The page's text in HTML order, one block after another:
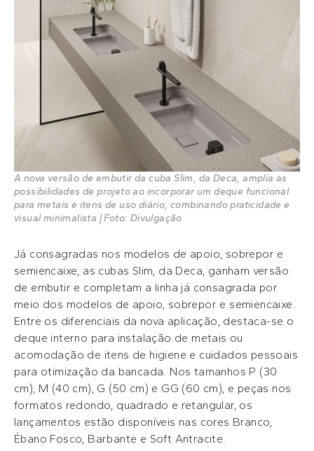
A nova versão de embutir da cuba Slim, da Deca, amplia as
possibilidades de projeto ao incorporar um deque funcional
para metais e itens de uso diário, combinando praticidade e
visual minimalista | Foto: Divulgação
Já consagradas nos modelos de apoio, sobrepor e
semiencaixe, as cubas Slim, da Deca, ganham versão
de embutir e completam a linha já consagrada por
meio dos modelos de apoio, sobrepor e semiencaixe.
Entre os diferenciais da nova aplicação, destaca-se o
deque interno para instalação de metais ou
acomodação de itens de higiene e cuidados pessoais
para otimização da bancada. Nos tamanhos P (30
cm), M (40 cm), G (50 cm) e GG (60 cm), e peças nos
formatos redondo, quadrado e retangular, os
lançamentos estão disponíveis nas cores Branco,
Ébano Fosco, Barbante e Soft Antracite.